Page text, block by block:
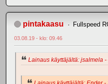
pintakaasu Fullspeed
03.08.19 - klo: 09.46
Lainaus käyttäjältä: jsalmela